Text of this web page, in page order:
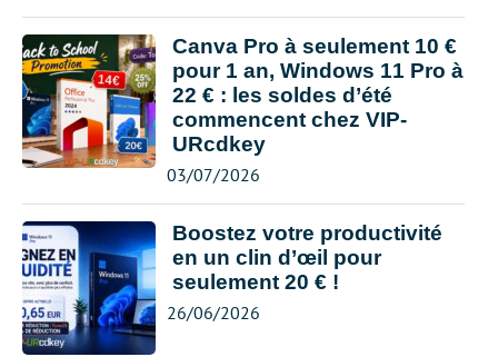
Canva Pro à seulement 10 €
pour 1 an, Windows 11 Pro à
22 € : les soldes d’été
commencent chez VIP-
URcdkey
03/07/2026
Boostez votre productivité
en un clin d’œil pour
seulement 20 € !
26/06/2026